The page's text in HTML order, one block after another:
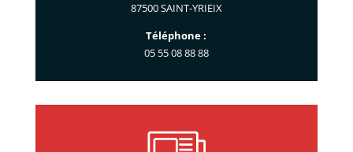
87500 SAINT-YRIEIX
Téléphone :
05 55 08 88 88